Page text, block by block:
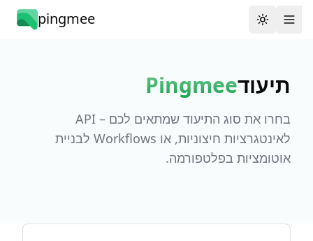
pingmee Toggle
תיעודPingmee
בחרו את סוג התיעוד שמתאים לכם – API
לאינטגרציות חיצוניות, או Workflows לבניית
אוטומציות בפלטפורמה.